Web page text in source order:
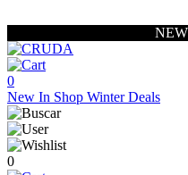
0
New In Shop Winter Deals
0